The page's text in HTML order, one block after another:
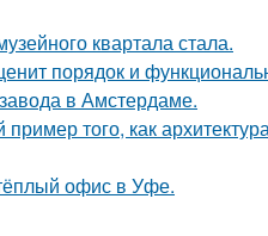
квартала стала.
порядок и
в Амстердаме.
того, как
офис в Уфе.